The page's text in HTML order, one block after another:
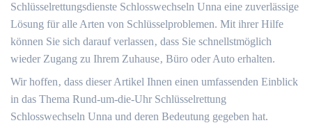
Schlüsselrettungsdienste Schlosswechseln Unna eine zuverlässige
Lösung für alle Arten von Schlüsselproblemen.​ Mit ihrer Hilfe
können Sie sich darauf verlassen‚ dass Sie schnellstmöglich
wieder Zugang zu Ihrem Zuhause‚ Büro oder Auto erhalten.​
Wir hoffen‚ dass dieser Artikel Ihnen einen umfassenden Einblick
in das Thema Rund-um-die-Uhr Schlüsselrettung
Schlosswechseln Unna und deren Bedeutung gegeben hat.